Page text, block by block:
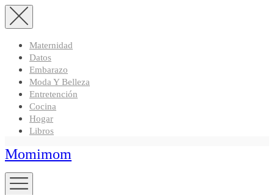
Maternidad
Datos
Embarazo
Moda Y Belleza
Entretención
Cocina
Hogar
Libros
Momimom